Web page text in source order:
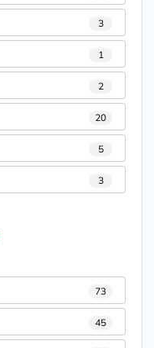
3
1
2
20
5
3
73
45